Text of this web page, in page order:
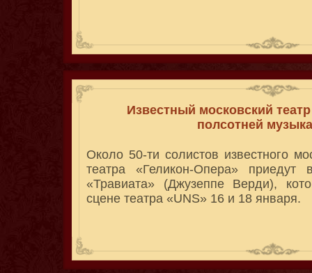
Известный московский
полсотней
Около 50-ти солистов известного
театра «Геликон-Опера»
«Травиата» (Джузеппе Верди),
сцене театра «UNS» 16 и 18 января.